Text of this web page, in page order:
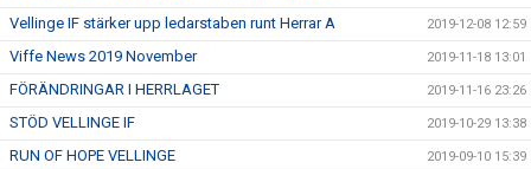
Vellinge IF stärker upp ledarstaben runt Herrar A 2019-12-08 12:59
Viffe News 2019 November 2019-11-18 13:01
FÖRÄNDRINGAR I HERRLAGET 2019-11-16 23:26
STÖD VELLINGE IF 2019-10-29 13:38
RUN OF HOPE VELLINGE 2019-09-10 15:39